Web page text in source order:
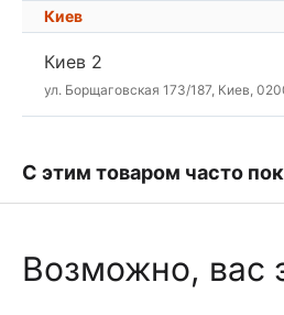
Киев
Киев 2
ул. Борщаговская 173/187, Киев,
С этим товаром часто
Возможно, вас